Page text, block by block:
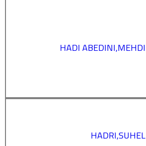
HADI ABEDINI,MEHDI
HADRI,SUHEL